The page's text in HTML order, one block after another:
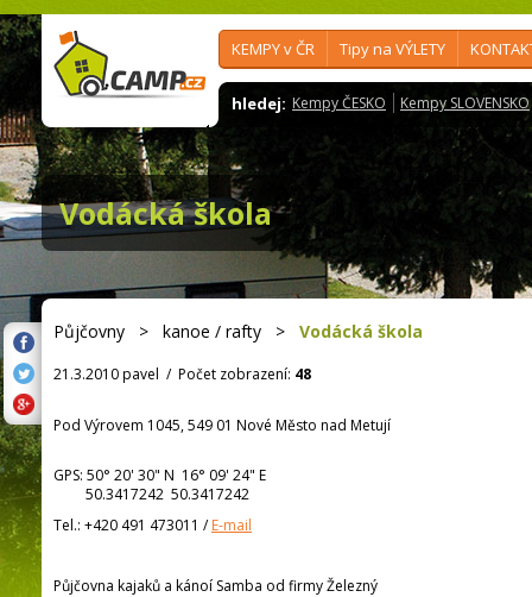
KEMPY v ČR Tipy na VÝLETY
hledej: Kempy ČESKO Kempy SLOVENSKO
Vodácká škola
Půjčovny > kanoe / rafty > Vodácká škola
21.3.2010 pavel / Počet zobrazení: 48
Pod Výrovem 1045, 549 01 Nové Město nad Metují
GPS: 50° 20' 30" N 16° 09' 24" E
50.3417242 50.3417242
Tel.: +420 491 473011 /E-mail
Půjčovna kajaků a kánoí Samba od firmy Železný